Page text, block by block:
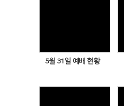
5월 31일 예배 현황